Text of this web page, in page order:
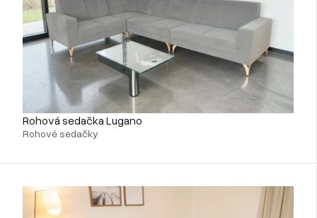
Rohová sedačka Lugano
Rohové sedačky